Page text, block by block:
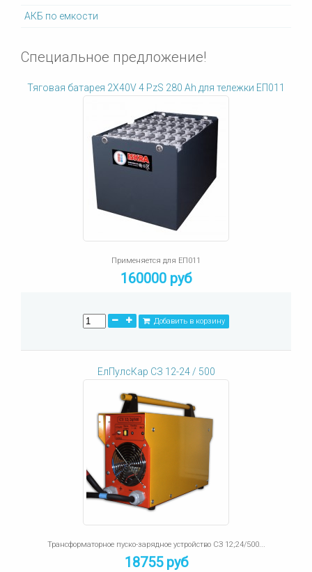
АКБ по емкости
Специальное предложение!
Тяговая батарея 2X40V 4 PzS 280 Ah для тележки ЕП011
Применяется для ЕП011
160000 руб
Добавить в корзину
ЕлПулсКар СЗ 12-24 / 500
Трансформаторное пуско-зарядное устройство СЗ 12;24/500...
18755 руб